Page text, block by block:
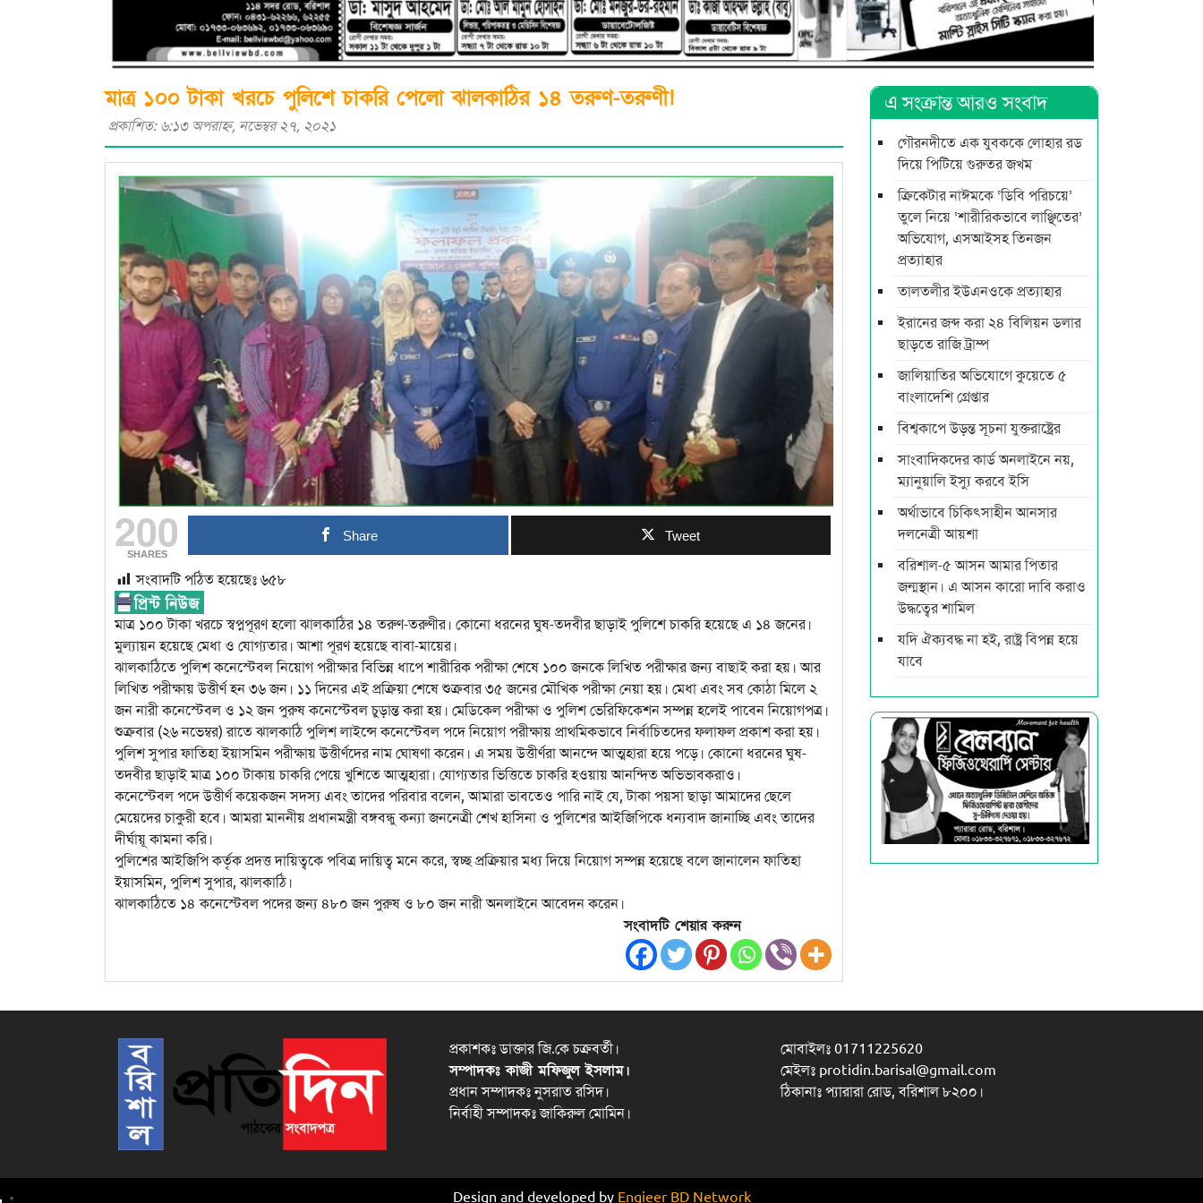
মাত্র ১০০ টাকা খরচে পুলিশে চাকরি পেলো ঝালকাঠির ১৪ তরুণ-তরুণী!
প্রকাশিত: ৬:১৩ অপরাহ্ণ, নভেম্বর ২৭, ২০২১
200
SHARES
Share Tweet
সংবাদটি পঠিত হয়েছেঃ ৬৫৮
মাত্র ১০০ টাকা খরচে স্বপ্নপূরণ হলো ঝালকাঠির ১৪ তরুণ-তরুণীর। কোনো ধরনের ঘুষ-তদবীর ছাড়াই পুলিশে চাকরি হয়েছে এ ১৪ জনের।
মুল্যায়ন হয়েছে মেধা ও যোগ্যতার। আশা পূরণ হয়েছে বাবা-মায়ের।
ঝালকাঠিতে পুলিশ কনেস্টেবল নিয়োগ পরীক্ষার বিভিন্ন ধাপে শারীরিক পরীক্ষা শেষে ১০০ জনকে লিখিত পরীক্ষার জন্য বাছাই করা হয়। আর
লিখিত পরীক্ষায় উত্তীর্ণ হন ৩৬ জন। ১১ দিনের এই প্রক্রিয়া শেষে শুক্রবার ৩৫ জনের মৌখিক পরীক্ষা নেয়া হয়। মেধা এবং সব কোঠা মিলে ২
জন নারী কনেস্টেবল ও ১২ জন পুরুষ কনেস্টেবল চুড়ান্ত করা হয়। মেডিকেল পরীক্ষা ও পুলিশ ভেরিফিকেশন সম্পন্ন হলেই পাবেন নিয়োগপত্র।
শুক্রবার (২৬ নভেম্বর) রাতে ঝালকাঠি পুলিশ লাইন্সে কনেস্টেবল পদে নিয়োগ পরীক্ষায় প্রাথমিকভাবে নির্বাচিতদের ফলাফল প্রকাশ করা হয়।
পুলিশ সুপার ফাতিহা ইয়াসমিন পরীক্ষায় উত্তীর্ণদের নাম ঘোষণা করেন। এ সময় উত্তীর্ণরা আনন্দে আত্মহারা হয়ে পড়ে। কোনো ধরনের ঘুষ-
তদবীর ছাড়াই মাত্র ১০০ টাকায় চাকরি পেয়ে খুশিতে আত্মহারা। যোগ্যতার ভিত্তিতে চাকরি হওয়ায় আনন্দিত অভিভাবকরাও।
কনেস্টেবল পদে উত্তীর্ণ কয়েকজন সদস্য এবং তাদের পরিবার বলেন, আমারা ভাবতেও পারি নাই যে, টাকা পয়সা ছাড়া আমাদের ছেলে
মেয়েদের চাকুরী হবে। আমরা মাননীয় প্রধানমন্ত্রী বঙ্গবন্ধু কন্যা জননেত্রী শেখ হাসিনা ও পুলিশের আইজিপিকে ধন্যবাদ জানাচ্ছি এবং তাদের
দীর্ঘায়ূ কামনা করি।
পুলিশের আইজিপি কর্তৃক প্রদত্ত দায়িত্বকে পবিত্র দায়িত্ব মনে করে, স্বচ্ছ প্রক্রিয়ার মধ্য দিয়ে নিয়োগ সম্পন্ন হয়েছে বলে জানালেন ফাতিহা
ইয়াসমিন, পুলিশ সুপার, ঝালকাঠি।
ঝালকাঠিতে ১৪ কনেস্টেবল পদের জন্য ৪৮০ জন পুরুষ ও ৮০ জন নারী অনলাইনে আবেদন করেন।
সংবাদটি শেয়ার করুন
এ সংক্রান্ত আরও সংবাদ
গৌরনদীতে এক যুবককে লোহার রড
দিয়ে পিটিয়ে গুরুতর জখম
ক্রিকেটার নাঈমকে ‘ডিবি পরিচয়ে’
তুলে নিয়ে ‘শারীরিকভাবে লাঞ্ছিতের’
অভিযোগ, এসআইসহ তিনজন
প্রত্যাহার
তালতলীর ইউএনওকে প্রত্যাহার
ইরানের জব্দ করা ২৪ বিলিয়ন ডলার
ছাড়তে রাজি ট্রাম্প
জালিয়াতির অভিযোগে কুয়েতে ৫
বাংলাদেশি গ্রেপ্তার
বিশ্বকাপে উড়ন্ত সূচনা যুক্তরাষ্ট্রের
সাংবাদিকদের কার্ড অনলাইনে নয়,
ম্যানুয়ালি ইস্যু করবে ইসি
অর্থাভাবে চিকিৎসাহীন আনসার
দলনেত্রী আয়শা
বরিশাল-৫ আসন আমার পিতার
জন্মস্থান। এ আসন কারো দাবি করাও
উদ্ধত্বের শামিল
যদি ঐক্যবদ্ধ না হই, রাষ্ট্র বিপন্ন হয়ে
যাবে
প্রকাশকঃ ডাক্তার জি.কে চক্রবর্তী।
সম্পাদকঃ কাজী মফিজুল ইসলাম।
প্রধান সম্পাদকঃ নুসরাত রসিদ।
নির্বাহী সম্পাদকঃ জাকিরুল মোমিন।
মোবাইলঃ 01711225620
মেইলঃ protidin.barisal@gmail.com
ঠিকানাঃ প্যারারা রোড, বরিশাল ৮২০০।
Design and developed by Engieer BD Network